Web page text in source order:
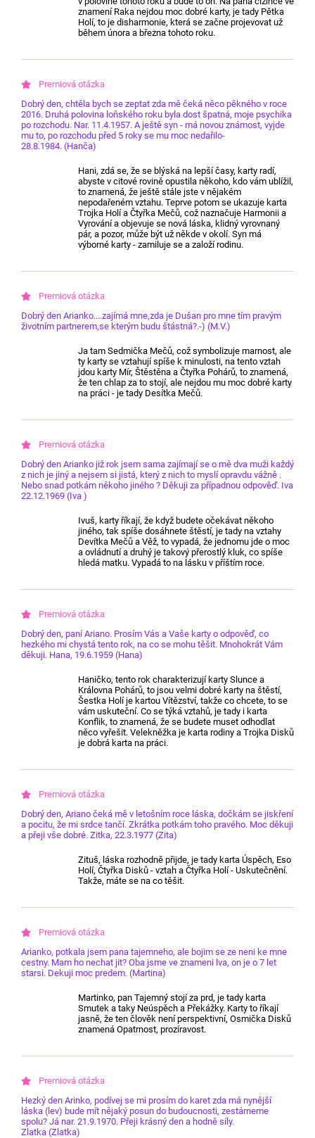
znamení Raka nejdou moc dobré karty, je tady Pětka
Holí, to je disharmonie, která se začne projevovat už
během února a března tohoto roku.
Dobrý den, chtěla bych se zeptat zda mě čeká něco pěkného v roce
2016. Druhá polovina loňského roku byla dost špatná, moje psychika
po rozchodu. Nar. 11.4.1957. A ještě syn - má novou známost, vyjde
mu to, po rozchodu před 5 roky se mu moc nedařilo-
28.8.1984. (Hanča)
Hani, zdá se, že se blýská na lepší časy, karty radí,
abyste v citové rovině opustila někoho, kdo vám ublížil,
to znamená, že ještě stále jste v nějakém
nepodařeném vztahu. Teprve potom se ukazuje karta
Trojka Holí a Čtyřka Mečů, což naznačuje Harmonii a
Vyrování a objevuje se nová láska, klidný vyrovnaný
pár, a pozor, může být už někde v okolí. Syn má
výborné karty - zamiluje se a založí rodinu.
Dobrý den Arianko....zajímá mne,zda je Dušan pro mne tím pravým
životním partnerem,se kterým budu štástná?.-) (M.V.)
Ja tam Sedmička Mečů, což symbolizuje marnost, ale
ty karty se vztahují spíše k minulosti, na tento vztah
jdou karty Mír, Štěstěna a Čtyřka Pohárů, to znamená,
že ten chlap za to stojí, ale nejdou mu moc dobré karty
na práci - je tady Desítka Mečů.
Dobrý den Arianko již rok jsem sama zajímají se o mě dva muži každý
z nich je jiný a nejsem si jistá, který z nich to myslí opravdu vážně .
Nebo snad potkám někoho jiného ? Děkuji za případnou odpověď. Iva
22.12.1969 (Iva )
Ivuš, karty říkají, že když budete očekávat někoho
jiného, tak spíše dosáhnete štěstí, je tady na vztahy
Devítka Mečů a Věž, to vypadá, že jednomu jde o moc
a ovládnutí a druhý je takový přerostlý kluk, co spíše
hledá matku. Vypadá to na lásku v příštím roce.
Dobrý den, paní Ariano. Prosím Vás a Vaše karty o odpověď, co
hezkého mi chystá tento rok, na co se mohu těšit. Mnohokrát Vám
děkuji. Hana, 19.6.1959 (Hana)
Haničko, tento rok charakterizují karty Slunce a
Královna Pohárů, to jsou velmi dobré karty na štěstí,
Šestka Holí je kartou Vítězství, takže co chcete, to se
vám uskuteční. Co se týká vztahů, je tady i karta
Konflik, to znamená, že se budete muset odhodlat
něco vyřešit. Velekněžka je karta rodiny a Trojka Disků
je dobrá karta na práci.
Dobrý den, Ariano čeká mě v letošním roce láska, dočkám se jiskření
a pocitu, že mi srdce tančí. Zkrátka potkám toho pravého. Moc děkuji
a přeji vše dobré. Zitka, 22.3.1977 (Zita)
Zituš, láska rozhodně přijde, je tady karta Úspěch, Eso
Holí, Čtyřka Disků - vztah a Čtyřka Holí - Uskutečnění.
Takže, máte se na co těšit.
Arianko, potkala jsem pana tajemneho, ale bojim se ze neni ke mne
cestny. Mam ho nechat jit? Oba jsme ve znameni lva, on je o 7 let
starsi. Dekuji moc predem. (Martina)
Martinko, pan Tajemný stojí za prd, je tady karta
Smutek a taky Neúspěch a Překážky. Karty to říkají
jasně, že ten člověk není perspektivní, Osmička Disků
znamená Opatrnost, prozíravost.
Hezký den Arinko, podívej se mi prosím do karet zda má nynější
láska (lev) bude mít nějaký posun do budoucnosti, zestárneme
spolu? Já nar. 21.9.1970. Přeji krásný den a hodně síly.
Zlatka (Zlatka)